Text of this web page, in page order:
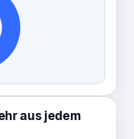
aus jedem